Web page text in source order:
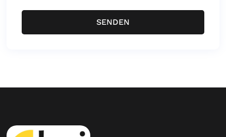
SENDEN